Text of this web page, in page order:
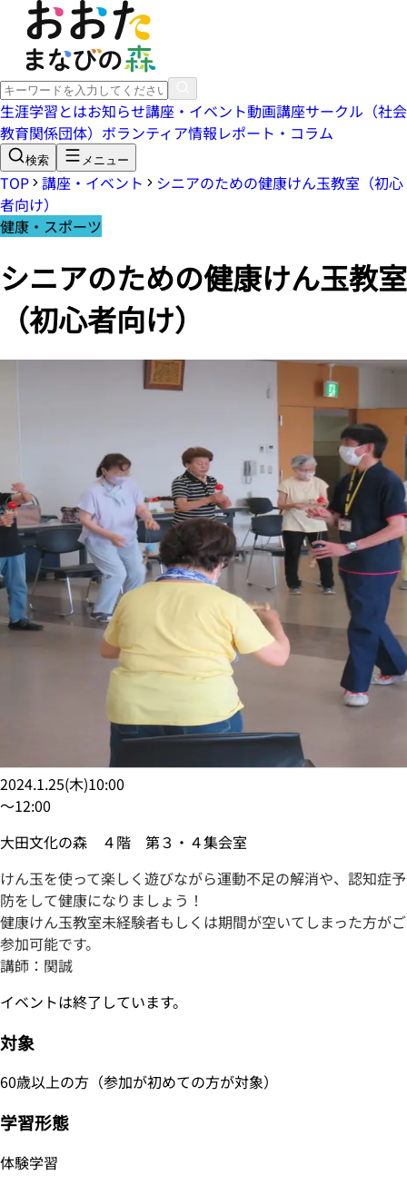
生涯学習とはお知らせ講座・イベント動画講座サークル（社会
教育関係団体） ボランティア情報レポート・コラム
検索 メニュー
TOP 講座・イベント
シニアのための健康けん玉教室（初心
者向け）
健康・スポーツ
シニアのための健康けん玉教室
（初心者向け）
2024.1.25(木)10:00
〜12:00
大田文化の森 ４階 第３・４集会室
けん玉を使って楽しく遊びながら運動不足の解消や、認知症予
防をして健康になりましょう！
健康けん玉教室未経験者もしくは期間が空いてしまった方がご
参加可能です。
講師：関誠
イベントは終了しています。
対象
60歳以上の方（参加が初めての方が対象）
学習形態
体験学習